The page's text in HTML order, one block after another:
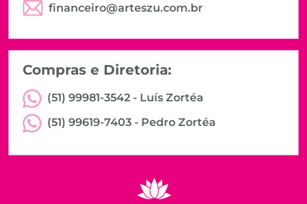
financeiro@arteszu.com.br
Compras e Diretoria:
(51) 99981-3542 - Luís Zortéa
(51) 99619-7403 - Pedro Zortéa